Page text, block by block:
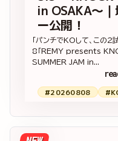
in OSAKA～
ー公開！
「パンチでKOして、この2
8「REMY presents
SUMMER JAM in...
#20260808